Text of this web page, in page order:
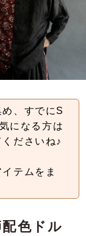
、すでにS
になる方は
ださいね♪
テムをま
配色ドル